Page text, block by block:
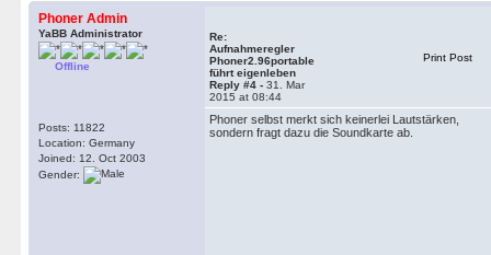
Phoner Admin
YaBB Administrator
Offline
Posts: 11822
Location: Germany
Joined: 12. Oct 2003
Gender:
Re:
Aufnahmeregler
Phoner2.96portable
führt eigenleben
Reply #4 - 31. Mar
2015 at 08:44
Print Post
Phoner selbst merkt sich keinerlei Lautstärken,
sondern fragt dazu die Soundkarte ab.